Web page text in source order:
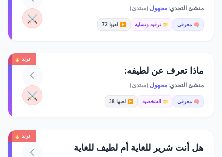
منشئ التحدي:مجهول (مبتدئ)
🧠 معرفي 📁 ترفيه وتسلية ▶️ لعبها 72 ⚔️
ترند 🔥
ماذا تعرف عن لطيفه:
منشئ التحدي:مجهول (مبتدئ)
🧠 معرفي 📁 الشخصية ▶️ لعبها 38 ⚔️
ترند 🔥
هل أنت شرير للغاية أم لطيف للغاية